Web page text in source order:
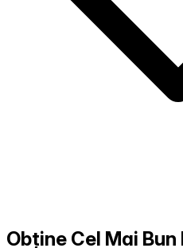
Obține Cel Mai Bun